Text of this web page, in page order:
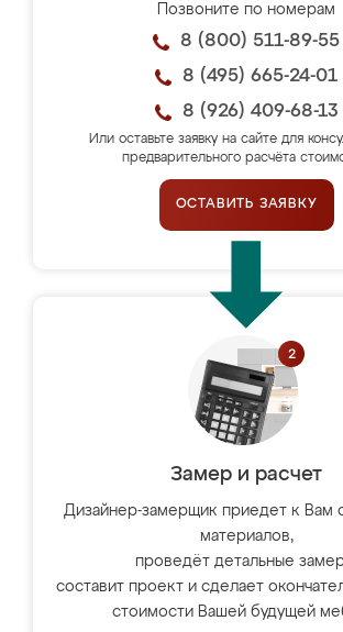
Позвоните по номерам
8 (800) 511-89-55
8 (495) 665-24-01
8 (926) 409-68-13
Или оставьте заявку на сайте для
предварительного расчёта
ОСТАВИТЬ ЗАЯВКУ
Замер и расчет
Дизайнер-замерщик приедет к Вам
материалов,
проведёт детальные
составит проект и сделает
стоимости Вашей будущей